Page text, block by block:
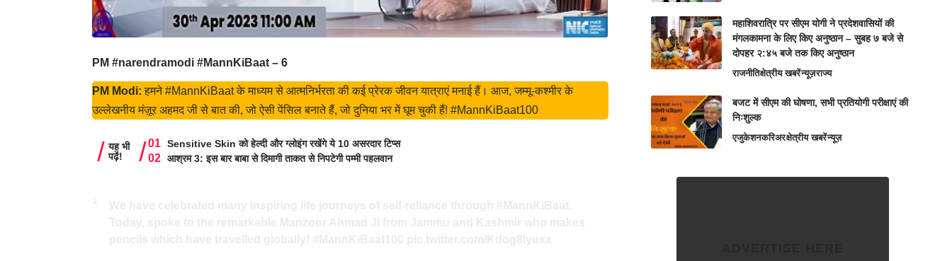
PM #narendramodi #MannKiBaat – 6
PM Modi: हमने #MannKiBaat के माध्यम से आत्मनिर्भरता की कई प्रेरक जीवन यात्राएं मनाई हैं। आज, जम्मू-कश्मीर के
उल्लेखनीय मंज़ूर अहमद जी से बात की, जो ऐसी पेंसिल बनाते हैं, जो दुनिया भर में घूम चुकी हैं! #MannKiBaat100
यह भी
पढ़ें!
Sensitive Skin को हेल्दी और ग्लोइंग रखेंगे ये 10 असरदार टिप्स
आश्रम 3: इस बार बाबा से दिमागी ताकत से निपटेगी पम्मी पहलवान
महाशिवरात्रि पर सीएम योगी ने प्रदेशवासियों की
मंगलकामना के लिए किए अनुष्ठान – सुबह ७ बजे से
दोपहर २:४५ बजे तक किए अनुष्ठान
राजनीतिक्षेत्रीय खबरेंन्यूज़राज्य
बजट में सीएम की घोषणा, सभी प्रतियोगी परीक्षाएं की
निःशुल्क
एजुकेशनकरिअरक्षेत्रीय खबरेंन्यूज़